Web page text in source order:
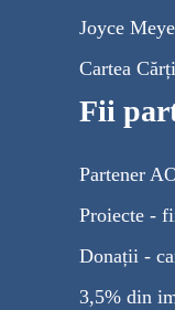
Joyce
Cartea
Fii
Partener
Proiecte -
Donații -
3,5% din